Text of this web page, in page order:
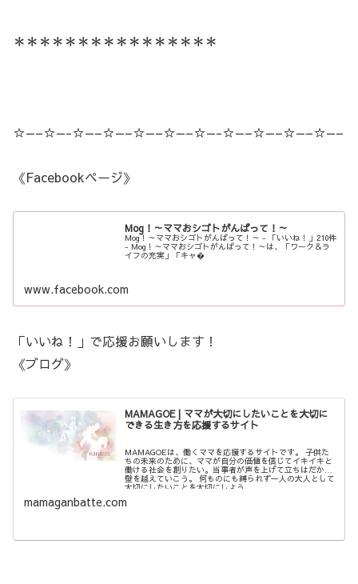
＊＊＊＊＊＊＊＊＊＊＊＊＊＊＊＊
☆—–☆—-☆—–☆—–☆—–☆—–☆—-☆—–☆—–☆—–☆—–
《Facebookページ》
Mog！～ママおシゴトがんばって！～
Mog！～ママおシゴトがんばって！～ - 「いいね！」210件
- Mog！～ママおシゴトがんばって！～は、「ワーク＆ラ
イフの充実」「キャ�
www.facebook.com
「いいね！」で応援お願いします！
《ブログ》
MAMAGOE | ママが大切にしたいことを大切に
できる生き方を応援するサイト
MAMAGOEは、働くママを応援するサイトです。 子供た
ちの未来のために、ママが自分の価値を信じてイキイキと
働ける社会を創りたい。当事者が声を上げて立ちはだかる
壁を越えていこう。 何ものにも縛られず一人の大人として
大切にしたいことを大切にしよう。
mamaganbatte.com